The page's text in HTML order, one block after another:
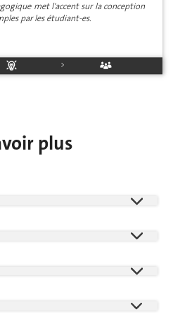
met l'accent sur la conception
par les étudiant-es.
>
plus